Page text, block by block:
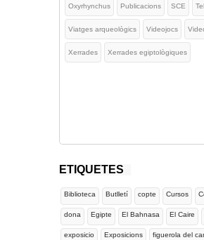
Oxyrhynchus Publicacions SCE
Viatges arqueològics Videojocs
Xerrades Xerrades egiptològiques
ETIQUETES
Biblioteca Butlletí copte Cursos
dona Egipte El Bahnasa El Caire
exposicio Exposicions figuerola del